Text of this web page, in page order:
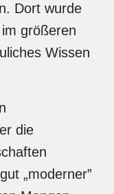
Dort wurde
größeren
Wissen
die
„moderner”